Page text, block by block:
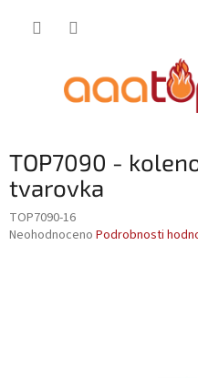
TOP7090 -
tvarovka
TOP7090-16
Průměrné
Neohodnoceno Podrobnosti